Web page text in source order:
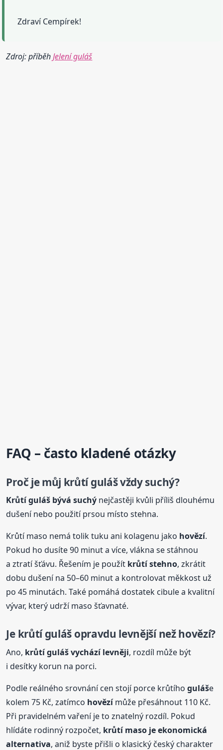
Zdraví Cempírek!
Zdroj: příběhJelení guláš
FAQ – často kladené otázky
Proč je můj krůtígulášvždy suchý?
Krůtíguláš bývá suchý nejčastěji kvůli příliš dlouhému
dušení nebo použití prsou místo stehna.
Krůtí maso nemá tolik tuku ani kolagenu jako hovězí.
Pokud ho dusíte 90 minut a více, vlákna se stáhnou
a ztratí šťávu. Řešením je použít krůtí stehno, zkrátit
dobu dušení na 50–60 minut a kontrolovat měkkost už
po 45 minutách. Také pomáhá dostatek cibule a kvalitní
vývar, který udrží maso šťavnaté.
Je krůtíguláš opravdu levnější nežhovězí?
Ano, krůtígulášvychází levněji, rozdíl může být
i desítky korun na porci.
Podle reálného srovnání cen stojí porce krůtíhoguláše
kolem 75 Kč, zatímco hovězímůže přesáhnout 110 Kč.
Při pravidelném vaření je to znatelný rozdíl. Pokud
hlídáte rodinný rozpočet, krůtí maso je ekonomická
alternativa, aniž byste přišli o klasický český charakter